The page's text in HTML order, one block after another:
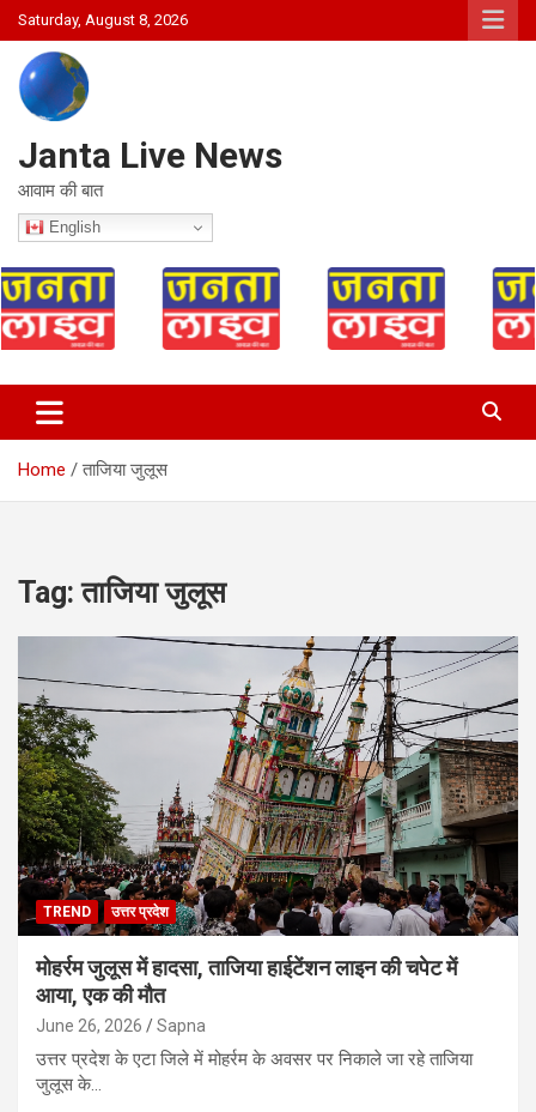
Skip
to
content
Saturday, August 8, 2026
Janta Live News
आवाम की बात
English
Home ताजिया जुलूस
Tag:ताजिया जुलूस
TREND उत्तर प्रदेश
मोहर्रम जुलूस में हादसा, ताजिया हाईटेंशन लाइन की चपेट में
आया, एक की मौत
June 26, 2026 Sapna
उत्तर प्रदेश के एटा जिले में मोहर्रम के अवसर पर निकाले जा रहे ताजिया
जुलूस के…